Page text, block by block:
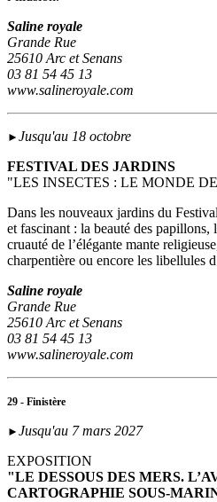
Saline royale
Grande Rue
25610 Arc et Senans
03 81 54 45 13
www.salineroyale.com
► Jusqu'au 18 octobre
FESTIVAL DES JARDINS
"LES INSECTES : LE MONDE
Dans les nouveaux jardins du
et fascinant : la beauté des papillons,
cruauté de l’élégante mante
charpentière ou encore les libellules
Saline royale
Grande Rue
25610 Arc et Senans
03 81 54 45 13
www.salineroyale.com
29 - Finistère
► Jusqu'au 7 mars 2027
EXPOSITION
"LE DESSOUS DES MERS.
CARTOGRAPHIE SOUS-